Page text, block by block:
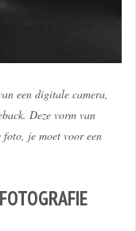
een digitale camera,
Deze vorm van
je moet voor een